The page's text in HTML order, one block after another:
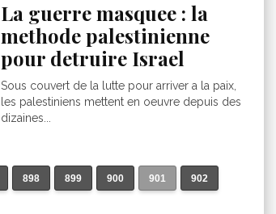
La guerre masquee : la
methode palestinienne
pour detruire Israel
Sous couvert de la lutte pour arriver a la paix,
les palestiniens mettent en oeuvre depuis des
dizaines...
898 899 900 901 902